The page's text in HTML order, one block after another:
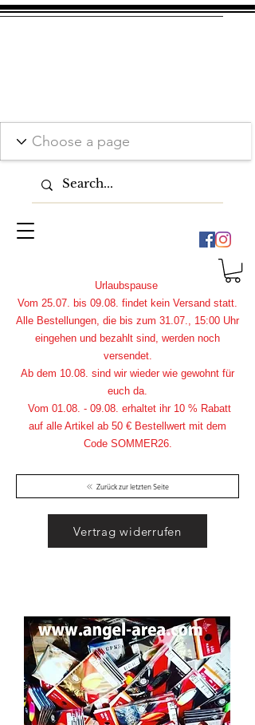
Zurück zur letzten Seite
Urlaubspause
Vom 25.07. bis 09.08. findet kein Versand statt.
Alle Bestellungen, die bis zum 31.07., 15:00 Uhr
eingehen und bezahlt sind, werden noch
versendet.
Ab dem 10.08. sind wir wieder wie gewohnt für
euch da.
Vom 01.08. - 09.08. erhaltet ihr 10 % Rabatt
auf alle Artikel ab 50 € Bestellwert mit dem
Code SOMMER26.
Vertrag widerrufen